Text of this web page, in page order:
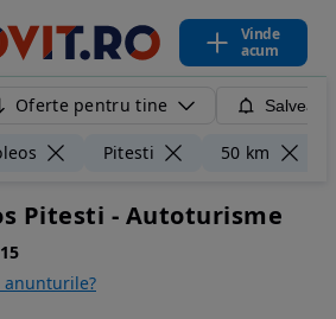
Vinde
acum
Oferte pentru tine
Pitesti 50 km
Pitesti - Autoturisme
15
anunturile?